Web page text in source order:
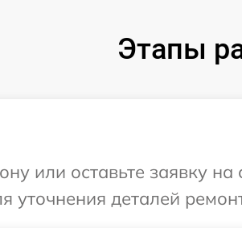
Этапы
или оставьте заявку
уточнения деталей